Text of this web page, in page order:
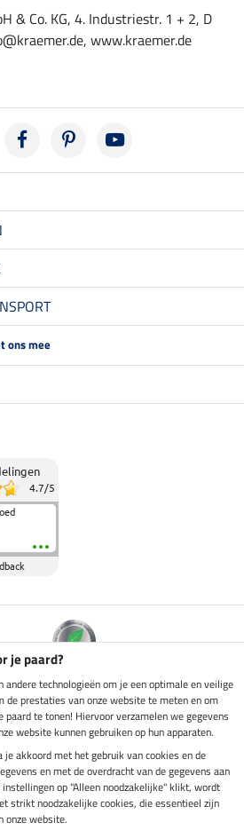
& Co. KG, 4. Industriestr. 1 + 2, D
www.kraemer.de
ons mee
4.7/5
Impressum
je paard?
technologieën om je een optimale en veilige
de prestaties van onze website te meten en om
te tonen! Hiervoor verzamelen we gegevens
website kunnen gebruiken op hun apparaten.
akkoord met het gebruik van cookies en de
en met de overdracht van de gegevens aan
op "Alleen noodzakelijke" klikt, wordt
strikt noodzakelijke cookies, die essentieel zijn
onze website.